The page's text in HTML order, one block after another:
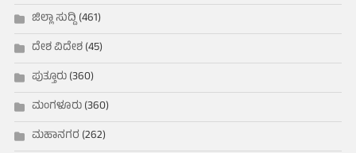
ಜಿಲ್ಲಾ ಸುದ್ದಿ(461)
ದೇಶ ವಿದೇಶ(45)
ಪುತ್ತೂರು(360)
ಮಂಗಳೂರು(360)
ಮಹಾನಗರ (262)